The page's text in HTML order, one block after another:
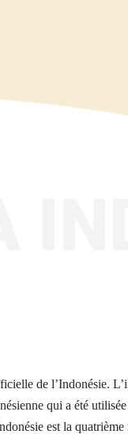
de l’Indonésie.
qui a été
est la